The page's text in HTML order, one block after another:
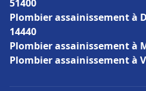
51400
Plombier assainissement à
14440
Plombier assainissement à
Plombier assainissement à